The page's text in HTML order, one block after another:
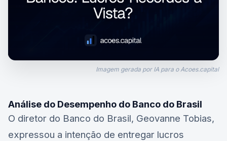
Imagem gerada por IA para o Acoes.capital
Análise do Desempenho do Banco do Brasil
O diretor do Banco do Brasil, Geovanne Tobias,
expressou a intenção de entregar lucros